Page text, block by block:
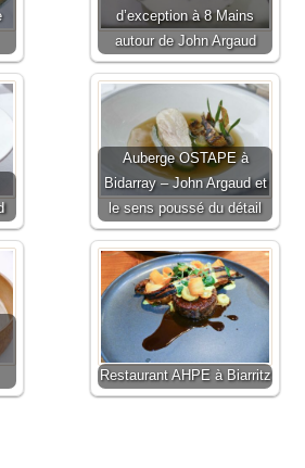
d’exception à 8 Mains
autour de John Argaud
Auberge OSTAPE à
Bidarray – John Argaud et
le sens poussé du détail
Restaurant AHPE à Biarritz